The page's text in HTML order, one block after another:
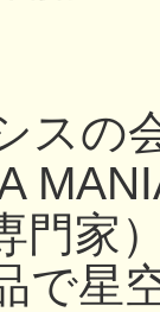
スの
門家
で星